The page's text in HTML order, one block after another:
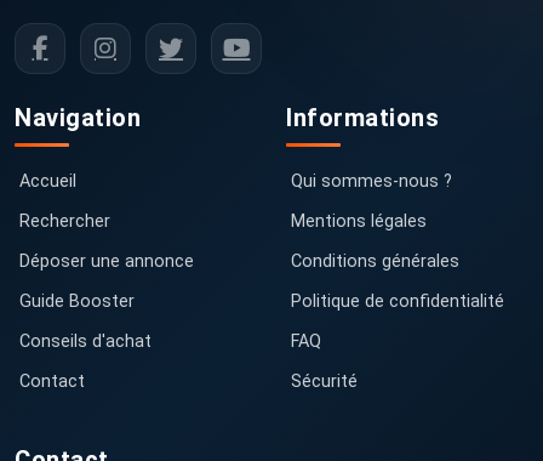
Navigation
Accueil
Rechercher
Déposer une annonce
Guide Booster
Conseils d'achat
Contact
Informations
Qui sommes-nous ?
Mentions légales
Conditions générales
Politique de confidentialité
FAQ
Sécurité